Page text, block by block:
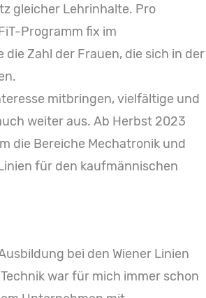
gleicher Lehrinhalte. Pro
Programm fix im
Zahl der Frauen, die sich in der
mitbringen, vielfältige und
weiter aus. Ab Herbst 2023
die Bereiche Mechatronik und
für den kaufmännischen
bei den Wiener Linien
war für mich immer schon